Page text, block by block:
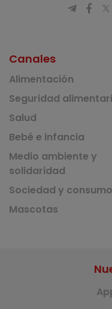
Canales
Alimentación
Seguridad
Salud
Bebé e infancia
Medio ambiente y
solidaridad
Sociedad y consumo
Mascotas